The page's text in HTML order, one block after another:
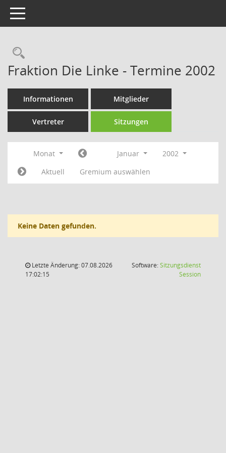
Toggle navigation
Rechercheauswahl
Fraktion Die Linke - Termine 2002
Informationen Mitglieder
Vertreter Sitzungen
Monat Januar
2002
Aktuell
Gremium auswählen
Keine Daten gefunden.
Letzte Änderung: 07.08.2026
17:02:15
Software:Sitzungsdienst
Session(Wird in